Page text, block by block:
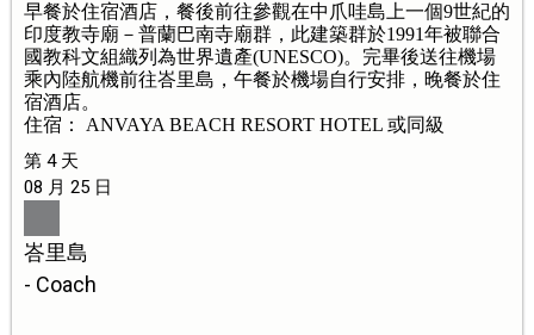
早餐於住宿酒店，餐後前往參觀在中爪哇島上一個9世紀的
印度教寺廟－普蘭巴南寺廟群，此建築群於1991年被聯合
國教科文組織列為世界遺產(UNESCO)。完畢後送往機場
乘內陸航機前往峇里島，午餐於機場自行安排，晚餐於住
宿酒店。
住宿： ANVAYA BEACH RESORT HOTEL 或同級
第 4 天
08 月 25 日
峇里島
- Coach